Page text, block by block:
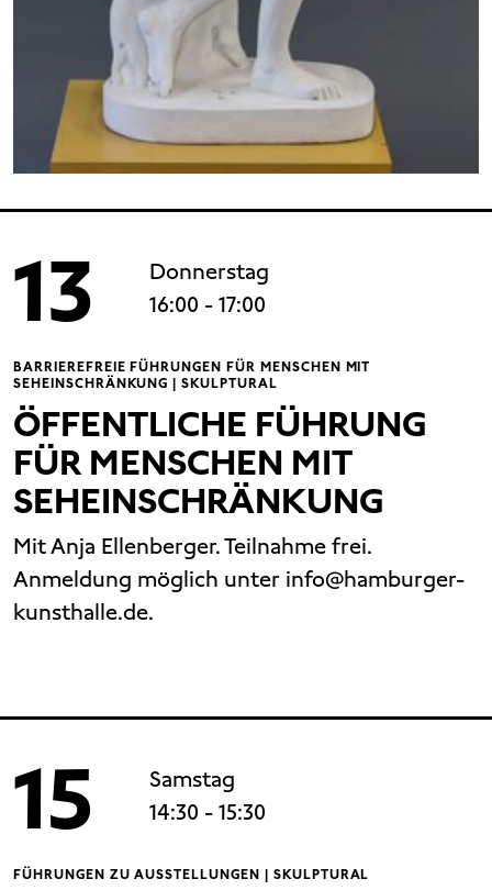
13
Donnerstag
16:00 - 17:00
BARRIEREFREIE FÜHRUNGEN FÜR MENSCHEN MIT
SEHEINSCHRÄNKUNG | SKULPTURAL
ÖFFENTLICHE FÜHRUNG
FÜR MENSCHEN MIT
SEHEINSCHRÄNKUNG
Mit Anja Ellenberger. Teilnahme frei.
Anmeldung möglich unter info@hamburger-
kunsthalle.de.
15
Samstag
14:30 - 15:30
FÜHRUNGEN ZU AUSSTELLUNGEN | SKULPTURAL